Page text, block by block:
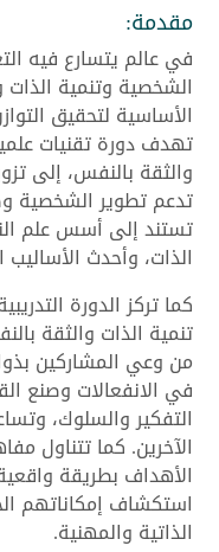
مقدمة:
في عالم يتسارع فيه
الشخصية وتنمية
الأساسية لتحقيق
تهدف دورة تقنيات
والثقة بالنفس، إلى
تدعم تطوير الشخصية
تستند إلى أسس علم
الذات، وأحدث
كما تركز الدورة
تنمية الذات والثقة
من وعي المشاركين
في الانفعالات وصنع
التفكير والسلوك،
الآخرين. كما تتناول
الأهداف بطريقة
استكشاف إمكاناتهم
الذاتية والمهنية.